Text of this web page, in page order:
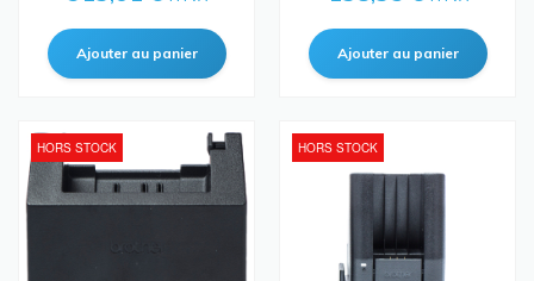
HORS STOCK HORS STOCK